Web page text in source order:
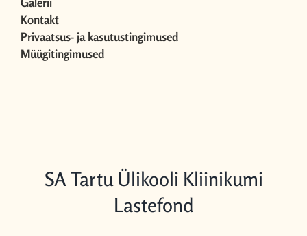
Kontakt
Privaatsus- ja kasutustingimused
Müügitingimused
SA Tartu Ülikooli Kliinikumi
Lastefond